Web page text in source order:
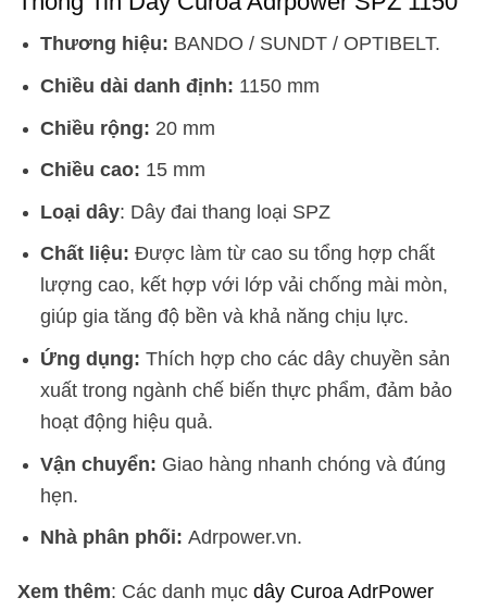
Thương hiệu: BANDO / SUNDT / OPTIBELT.
Chiều dài danh định: 1150 mm
Chiều rộng: 20 mm
Chiều cao: 15 mm
Loại dây: Dây đai thang loại SPZ
Chất liệu: Được làm từ cao su tổng hợp chất
lượng cao, kết hợp với lớp vải chống mài mòn,
giúp gia tăng độ bền và khả năng chịu lực.
Ứng dụng: Thích hợp cho các dây chuyền sản
xuất trong ngành chế biến thực phẩm, đảm bảo
hoạt động hiệu quả.
Vận chuyển: Giao hàng nhanh chóng và đúng
hẹn.
Nhà phân phối: Adrpower.vn.
Xem thêm: Các danh mục dây Curoa AdrPower